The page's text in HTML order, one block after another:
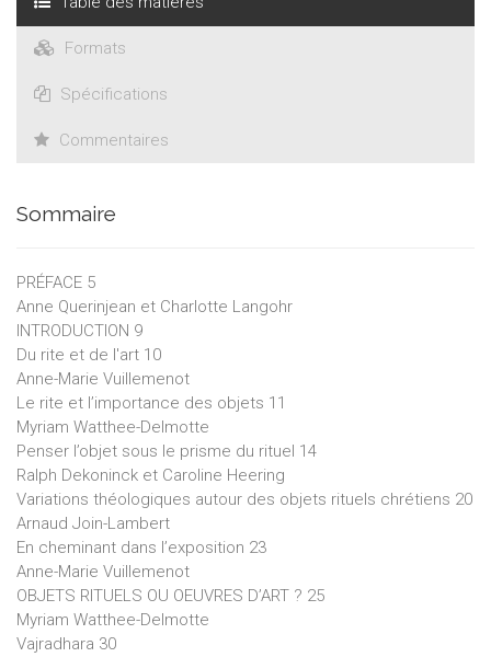
Formats
Spécifications
Commentaires
Sommaire
PRÉFACE 5
Anne Querinjean et Charlotte Langohr
INTRODUCTION 9
Du rite et de l'art 10
Anne-Marie Vuillemenot
Le rite et l’importance des objets 11
Myriam Watthee-Delmotte
Penser l’objet sous le prisme du rituel 14
Ralph Dekoninck et Caroline Heering
Variations théologiques autour des objets rituels chrétiens 20
Arnaud Join-Lambert
En cheminant dans l’exposition 23
Anne-Marie Vuillemenot
OBJETS RITUELS OU OEUVRES D’ART ? 25
Myriam Watthee-Delmotte
Vajradhara 30